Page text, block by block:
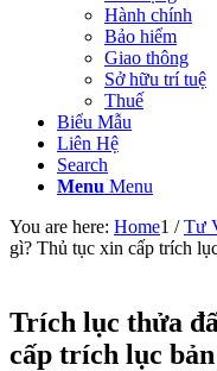
Hành chính
Bảo hiểm
Giao thông
Sở hữu trí tuệ
Thuế
Biểu Mẫu
Liên Hệ
Search
Menu Menu
You are here: Home1 / Tư
gì? Thủ tục xin cấp trích
Trích lục thửa
cấp trích lục